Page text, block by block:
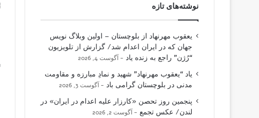
نوشته‌های تازه
یعقوب مهرنهاد از بلوچستان – اولین وبلاگ نویس
جهان که در ایران اعدام شد/ گزارش از تلویزیون
“رُژن” راجع به زنده یاد
آگوست 4, 2026
یاد “یعقوب مهرنهاد” شهید و نمادِ مبارزه و مقاومت
مدنی در بلوچستان گرامی باد
آگوست 3, 2026
پنجمین روز تحصن «کارزار علیه اعدام در ایران» در
لندن/ عکس تجمع
آگوست 2, 2026